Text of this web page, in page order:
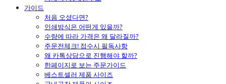
가이드
처음 오셨다면?
인쇄방식은 어떤게 있을까?
수량에 따라 가격은 왜 달라질까?
주문전체크! 접수시 필독사항
왜 카톡상담으로 진행해야 할까?
한페이지로 보는 주문가이드
베스트셀러 제품 사이즈